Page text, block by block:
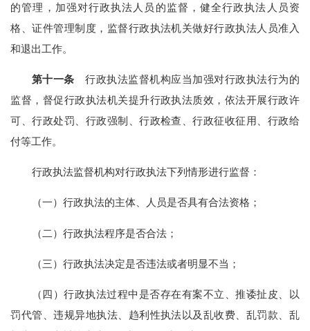
的管理，加强对行政执法人员的监督，健全行政执法人员资
格、证件管理制度，监督行政执法机关做好行政执法人员准入
和退出工作。
第十一条 行政执法监督机构应当加强对行政执法行为的
监督，督促行政执法机关提升行政执法质效，依法开展行政许
可、行政处罚、行政强制、行政检查、行政征收征用、行政给
付等工作。
行政执法监督机构对行政执法下列情形进行监督：
（一）行政执法的主体、人员是否具有合法资格；
（二）行政执法程序是否合法；
（三）行政执法决定是否违法或者明显不当；
（四）行政执法过程中是否存在有案不立、推诿扯皮、以
罚代管、违规异地执法、趋利性执法以及乱收费、乱罚款、乱